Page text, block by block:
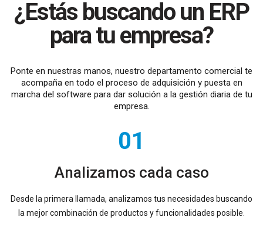
¿Estás buscando un ERP
para tu empresa?
Ponte en nuestras manos, nuestro departamento comercial te
acompaña en todo el proceso de adquisición y puesta en
marcha del software para dar solución a la gestión diaria de tu
empresa.
01
Analizamos cada caso
Desde la primera llamada, analizamos tus necesidades buscando
la mejor combinación de productos y funcionalidades posible.